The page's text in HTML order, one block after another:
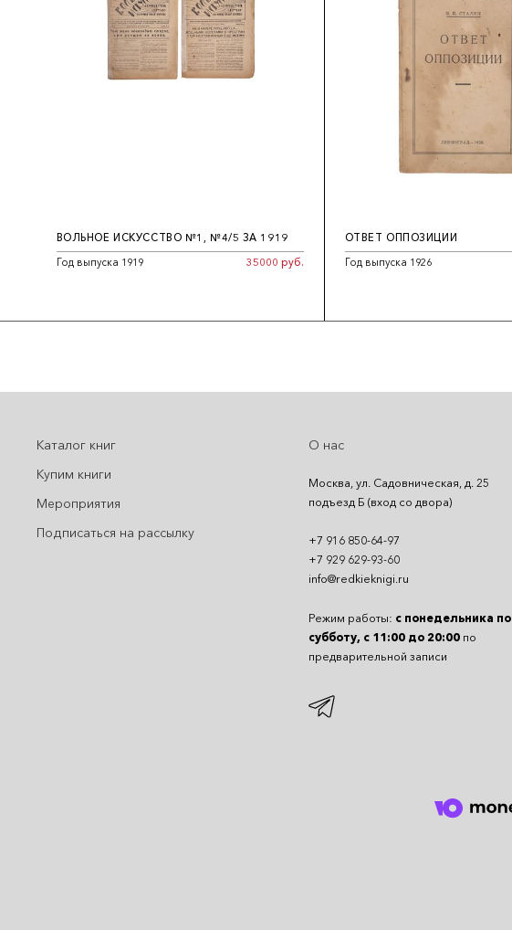
ВОЛЬНОЕ ИСКУССТВО №1, №4/5 ЗА 1919
Год выпуска 1919
35000 руб.
ОТВЕТ ОППОЗИЦИИ
Год выпуска 1926
Каталог книг
Купим книги
Мероприятия
Подписаться на рассылку
О нас
Москва, ул. Садовническая, д. 25
подъезд Б (вход со двора)
+7 916 850-64-97
+7 929 629-93-60
info@redkieknigi.ru
Режим работы: с понедельника по
субботу, с 11:00 до 20:00по
предварительной записи